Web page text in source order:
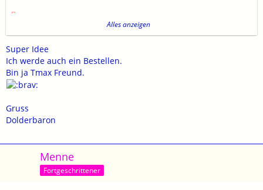
Das obere Logo wird vorne linke Brustseite mit
persönlichem Namen sein
Das unter Logo ist am Rücken
Das Polo Shirt wird inklusive Stickerei und
Namen
Alles anzeigen
Super Idee
Ich werde auch ein Bestellen.
Bin ja Tmax Freund.
Gruss
Dolderbaron
Menne
Fortgeschrittener